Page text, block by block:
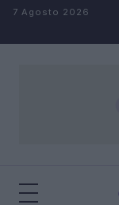
Salta al contenuto
7 Agosto 2026